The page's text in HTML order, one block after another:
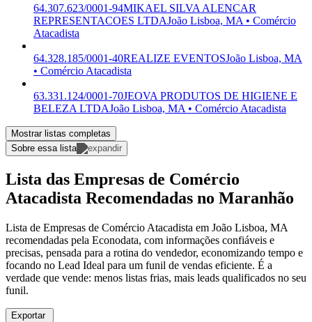
64.307.623/0001-94MIKAEL SILVA ALENCAR
REPRESENTACOES LTDAJoão Lisboa, MA • Comércio
Atacadista
64.328.185/0001-40REALIZE EVENTOSJoão Lisboa, MA
• Comércio Atacadista
63.331.124/0001-70JEOVA PRODUTOS DE HIGIENE E
BELEZA LTDAJoão Lisboa, MA • Comércio Atacadista
Mostrar listas completas
Sobre essa lista
Lista das Empresas de Comércio
Atacadista Recomendadas no Maranhão
Lista de Empresas de Comércio Atacadista em João Lisboa, MA
recomendadas pela Econodata, com informações confiáveis e
precisas, pensada para a rotina do vendedor, economizando tempo e
focando no Lead Ideal para um funil de vendas eficiente. É a
verdade que vende: menos listas frias, mais leads qualificados no seu
funil.
Exportar